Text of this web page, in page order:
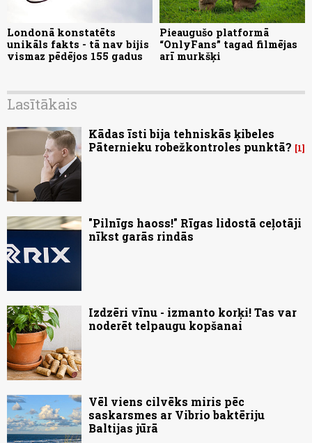
Londonā konstatēts
unikāls fakts - tā nav bijis
vismaz pēdējos 155 gadus
Pieaugušo platformā
“OnlyFans” tagad filmējas
arī murkšķi
Lasītākais
Kādas īsti bija tehniskās ķibeles
Pāternieku robežkontroles punktā?
1
"Pilnīgs haoss!" Rīgas lidostā ceļotāji
nīkst garās rindās
Izdzēri vīnu - izmanto korķi! Tas var
noderēt telpaugu kopšanai
Vēl viens cilvēks miris pēc
saskarsmes ar Vibrio baktēriju
Baltijas jūrā